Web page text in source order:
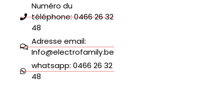
Numéro du
téléphone: 0466 26 32
48
Adresse email:
Info@electrofamily.be
whatsapp: 0466 26 32
48